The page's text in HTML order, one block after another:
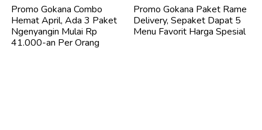
Promo Gokana Combo
Hemat April, Ada 3 Paket
Ngenyangin Mulai Rp
41.000-an Per Orang
Promo Gokana Paket Rame
Delivery, Sepaket Dapat 5
Menu Favorit Harga Spesial